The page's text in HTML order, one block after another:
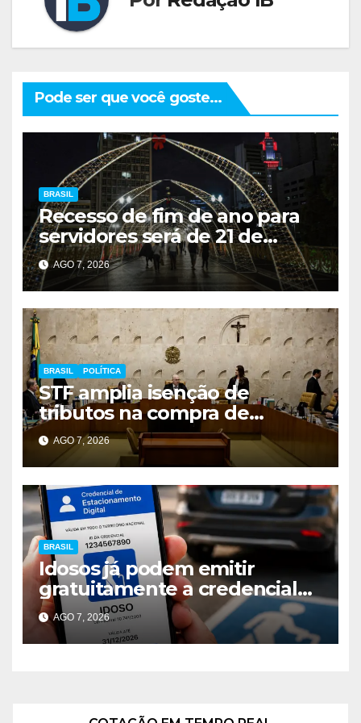
Pode ser que você goste...
BRASIL
Recesso de fim de ano para
servidores será de 21 de
dezembro a 1º de janeiro
AGO 7, 2026
BRASIL POLÍTICA
STF amplia isenção de
tributos na compra de
veículos para pessoas com
deficiência e TEA
AGO 7, 2026
BRASIL
Idosos já podem emitir
gratuitamente a credencial
digital para vagas especiais
em todo o Brasil
AGO 7, 2026